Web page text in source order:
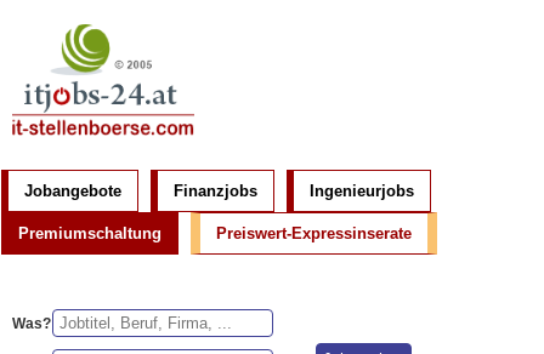
Jobangebote Finanzjobs Ingenieurjobs
Premiumschaltung Preiswert-Expressinserate
Was?